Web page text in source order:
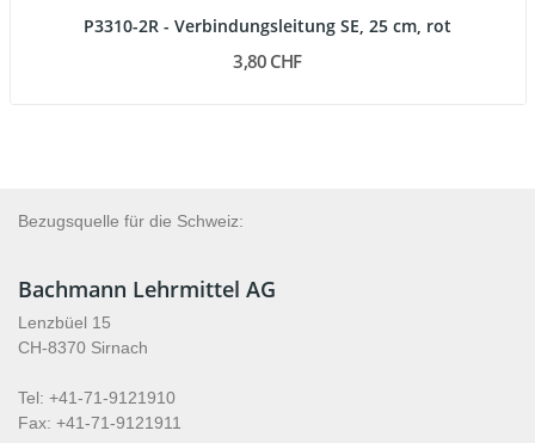
P3310-2R - Verbindungsleitung SE, 25 cm, rot
3,80 CHF
Bezugsquelle für die Schweiz:
Bachmann Lehrmittel AG
Lenzbüel 15
CH-8370 Sirnach
Tel: +41-71-9121910
Fax: +41-71-9121911